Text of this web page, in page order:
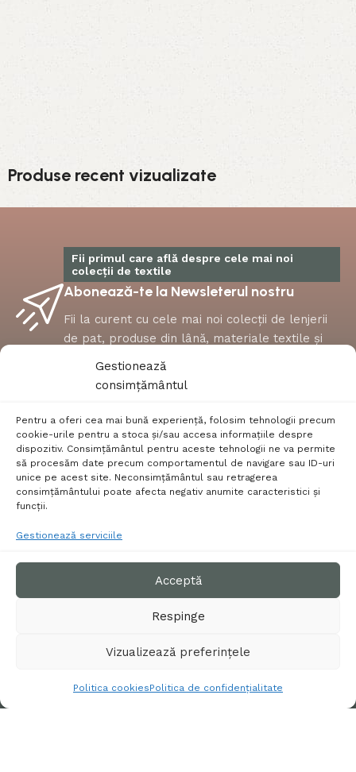
Gestionează
consimțământul
Pentru a oferi cea mai bună experiență, folosim tehnologii precum
cookie-urile pentru a stoca și/sau accesa informațiile despre
dispozitiv. Consimțământul pentru aceste tehnologii ne va permite
să procesăm date precum comportamentul de navigare sau ID-uri
unice pe acest site. Neconsimțământul sau retragerea
consimțământului poate afecta negativ anumite caracteristici și
funcții.
Gestionează serviciile
Acceptă
Respinge
Vizualizează preferințele
Politica cookiesPolitica de confidențialitate
Produse recent vizualizate
Fii primul care află despre cele mai noi
colecții de textile
Abonează-te la Newsleterul nostru
Fii la curent cu cele mai noi colecții de lenjerii
de pat, produse din lână, materiale textile și
Am citit și sunt de acord cu Politica de confidențialitate a site-ului Tex
House.
Categorii
PERNE SI PILOTE
FEȚE DE MASĂ
TEXTILE
POLITICA DE RETUR